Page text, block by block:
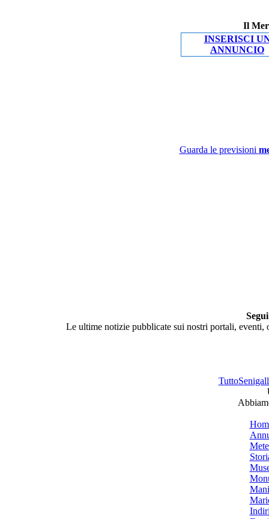
Il
INSERISCI
ANNUNCIO
Guarda le previsioni
Le ultime notizie pubblicate sui nostri portali,